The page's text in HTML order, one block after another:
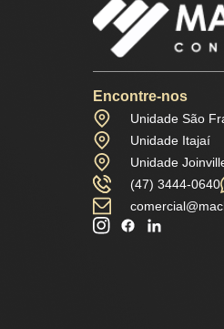
Encontre-nos
Unidade São
Unidade Itajaí
Unidade
(47) 3444-0640